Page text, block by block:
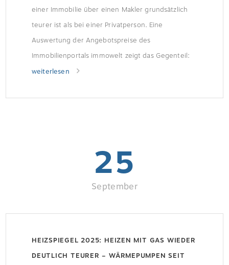
einer Immobilie über einen Makler grundsätzlich
teurer ist als bei einer Privatperson. Eine
Auswertung der Angebotspreise des
Immobilienportals immowelt zeigt das Gegenteil:
Im direkten Vergleich sind die Preise von privaten
Objekten, die über einen Makler verkauft werden.
weiterlesen
25
September
HEIZSPIEGEL 2025: HEIZEN MIT GAS WIEDER
DEUTLICH TEURER – WÄRMEPUMPEN SEIT